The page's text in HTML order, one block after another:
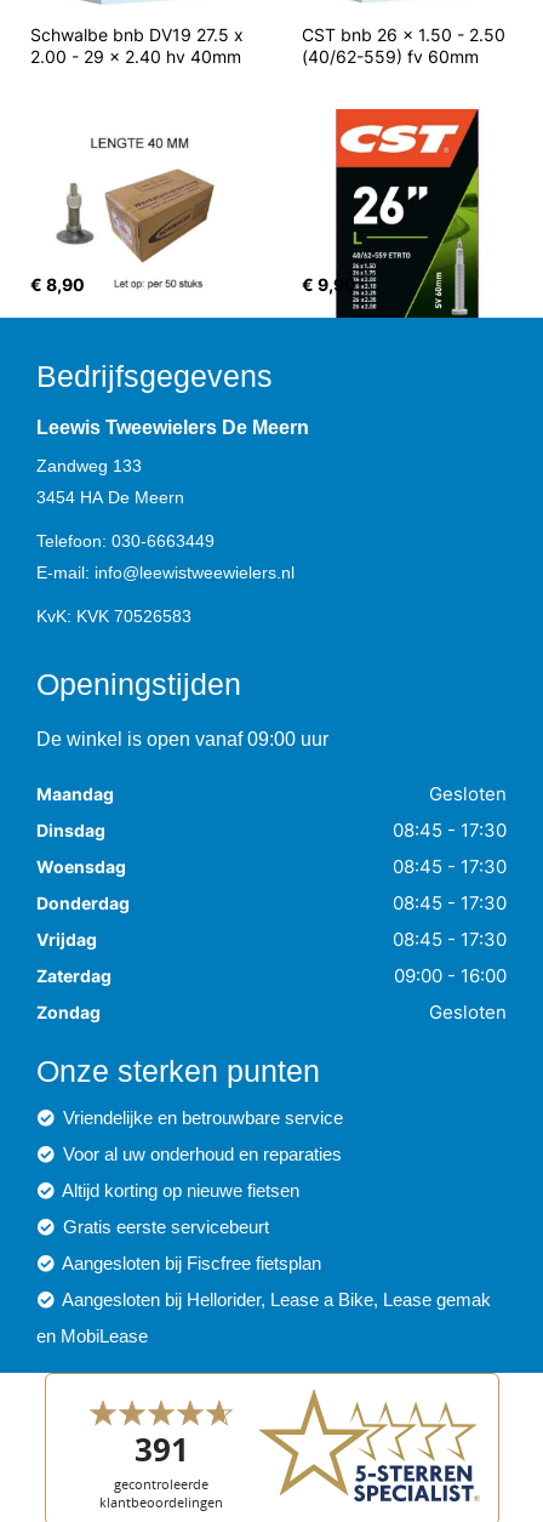
Schwalbe bnb DV19 27.5 x
2.00 - 29 x 2.40 hv 40mm
€ 8,90
CST bnb 26 x 1.50 - 2.50
(40/62-559) fv 60mm
€ 9,90
Bedrijfsgegevens
Leewis Tweewielers De Meern
Zandweg 133
3454 HA De Meern
Telefoon: 030-6663449
E-mail: info@leewistweewielers.nl
KvK: KVK 70526583
Openingstijden
De winkel is open vanaf 09:00 uur
Maandag Gesloten
Dinsdag 08:45 - 17:30
Woensdag 08:45 - 17:30
Donderdag 08:45 - 17:30
Vrijdag 08:45 - 17:30
Zaterdag 09:00 - 16:00
Zondag Gesloten
Onze sterken punten
Vriendelijke en betrouwbare service
Voor al uw onderhoud en reparaties
Altijd korting op nieuwe fietsen
Gratis eerste servicebeurt
Aangesloten bij Fiscfree fietsplan
Aangesloten bij Hellorider, Lease a Bike, Lease gemak
en MobiLease